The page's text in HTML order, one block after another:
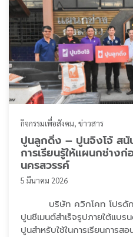
กิจกรรมเพื่อสังคม ข่าวสาร
ปูนลูกดิ่ง – ปูนจิงโจ้ ส
การเรียนรู้ให้แผนกช่าง
นครสวรรค์
5 มีนาคม 2026
บริษัท ควิกโคท โปรดักส์
ปูนซีเมนต์สำเร็จรูปภายใต้แบ
ปูนสำหรับใช้ในการเรียนการส